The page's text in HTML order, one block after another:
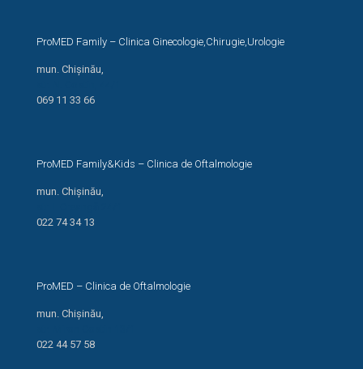
ProMED Family – Clinica Ginecologie,Chirugie,Urologie
mun. Chișinău,
069 11 33 66
ProMED Family&Kids – Clinica de Oftalmologie
mun. Chișinău,
022 74 34 13
ProMED – Clinica de Oftalmologie
mun. Chișinău,
022 44 57 58